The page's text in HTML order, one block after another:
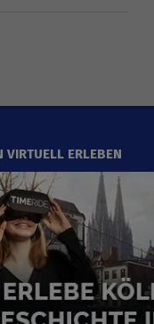
VIRTUELL ERLEBEN